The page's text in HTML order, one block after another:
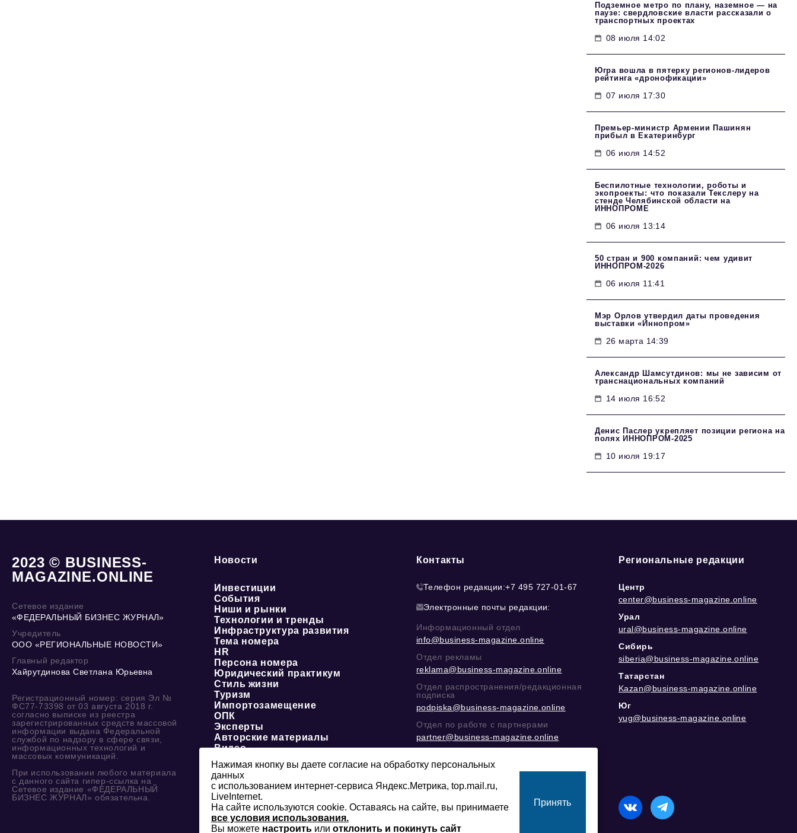
Подземное метро по плану, наземное — на
паузе: свердловские власти рассказали о
транспортных проектах
08 июля 14:02
Югра вошла в пятерку регионов-лидеров
рейтинга «дронофикации»
07 июля 17:30
Премьер-министр Армении Пашинян
прибыл в Екатеринбург
06 июля 14:52
Беспилотные технологии, роботы и
экопроекты: что показали Текслеру на
стенде Челябинской области на
ИННОПРОМЕ
06 июля 13:14
50 стран и 900 компаний: чем удивит
ИННОПРОМ‑2026
06 июля 11:41
Мэр Орлов утвердил даты проведения
выставки «Иннопром»
26 марта 14:39
Александр Шамсутдинов: мы не зависим от
транснациональных компаний
14 июля 16:52
Денис Паслер укрепляет позиции региона на
полях ИННОПРОМ-2025
10 июля 19:17
2023 © BUSINESS-
MAGAZINE.ONLINE
Сетевое издание
«ФЕДЕРАЛЬНЫЙ БИЗНЕС ЖУРНАЛ»
Учредитель
ООО «РЕГИОНАЛЬНЫЕ НОВОСТИ»
Главный редактор
Хайрутдинова Светлана Юрьевна
Регистрационный номер: серия Эл №
ФС77-73398 от 03 августа 2018 г.
согласно выписке из реестра
зарегистрированных средств массовой
информации выдана Федеральной
службой по надзору в сфере связи,
информационных технологий и
массовых коммуникаций.
При использовании любого материала
с данного сайта гипер-ссылка на
Сетевое издание «ФЕДЕРАЛЬНЫЙ
БИЗНЕС ЖУРНАЛ» обязательна.
Новости
Инвестиции
События
Ниши и рынки
Технологии и тренды
Инфраструктура развития
Тема номера
HR
Персона номера
Юридический практикум
Стиль жизни
Туризм
Импортозамещение
ОПК
Эксперты
Авторские материалы
Видео
Контакты
Телефон редакции:+7 495 727-01-67
Электронные почты редакции:
Информационный отдел
info@business-magazine.online
Отдел рекламы
reklama@business-magazine.online
Отдел распространения/редакционная
подписка
podpiska@business-magazine.online
Отдел по работе с партнерами
partner@business-magazine.online
@mazovилиMAX
16+
Сайт может содержать контент, не предназначенный для лиц
младше 16-ти лет.
Региональные редакции
Центр
center@business-magazine.online
Урал
ural@business-magazine.online
Сибирь
siberia@business-magazine.online
Татарстан
Kazan@business-magazine.online
Юг
yug@business-magazine.online
Нажимая кнопку вы даете согласие на обработку персональных
данных
с использованием интернет-сервиса Яндекс.Метрика, top.mail.ru,
LiveInternet.
На сайте используются cookie. Оставаясь на сайте, вы принимаете
все условия использования.
Вы можете настроить или отклонить и покинуть сайт
Принять